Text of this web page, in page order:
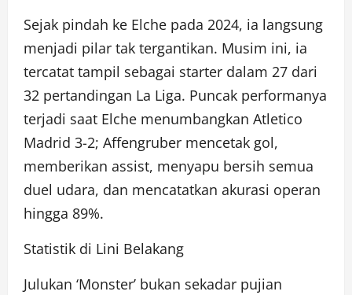
Sejak pindah ke Elche pada 2024, ia langsung
menjadi pilar tak tergantikan. Musim ini, ia
tercatat tampil sebagai starter dalam 27 dari
32 pertandingan La Liga. Puncak performanya
terjadi saat Elche menumbangkan Atletico
Madrid 3-2; Affengruber mencetak gol,
memberikan assist, menyapu bersih semua
duel udara, dan mencatatkan akurasi operan
hingga 89%.
Statistik di Lini Belakang
Julukan ‘Monster’ bukan sekadar pujian